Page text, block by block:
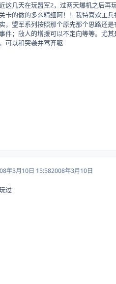
这几天在玩盟军2，过两天爆机之后再
卡的做的多么精细阿！！我特喜欢工
，盟军系列按照那个原先那个思路还
件；敌人的增援可以不定向等等。尤
可以和突袭并驾齐驱
年3月10日 15:582008年3月10日
过